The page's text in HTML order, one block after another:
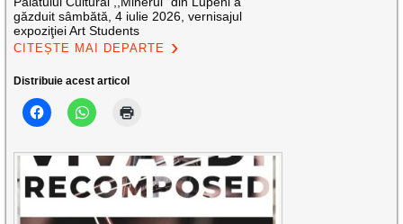
găzduit sâmbătă, 4 iulie 2026, vernisajul
expoziţiei Art Students
CITEȘTE MAI DEPARTE
Distribuie acest articol